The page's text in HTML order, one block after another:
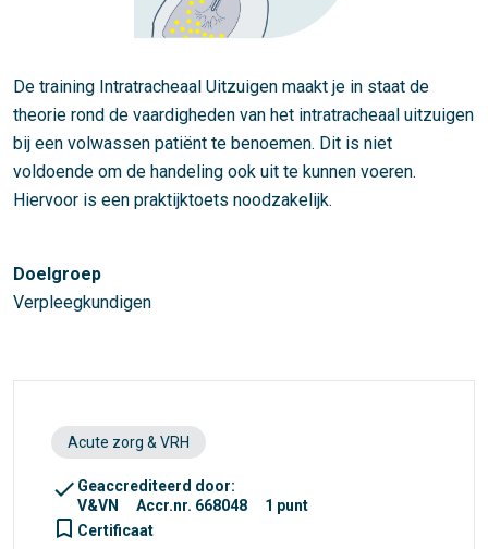
De training Intratracheaal Uitzuigen maakt je in staat de
theorie rond de vaardigheden van het intratracheaal uitzuigen
bij een volwassen patiënt te benoemen. Dit is niet
voldoende om de handeling ook uit te kunnen voeren.
Hiervoor is een praktijktoets noodzakelijk.
Doelgroep
Verpleegkundigen
Acute zorg & VRH
check Geaccrediteerd door:
V&VN
Accr.nr. 668048 1 punt
turned_in_not Certificaat